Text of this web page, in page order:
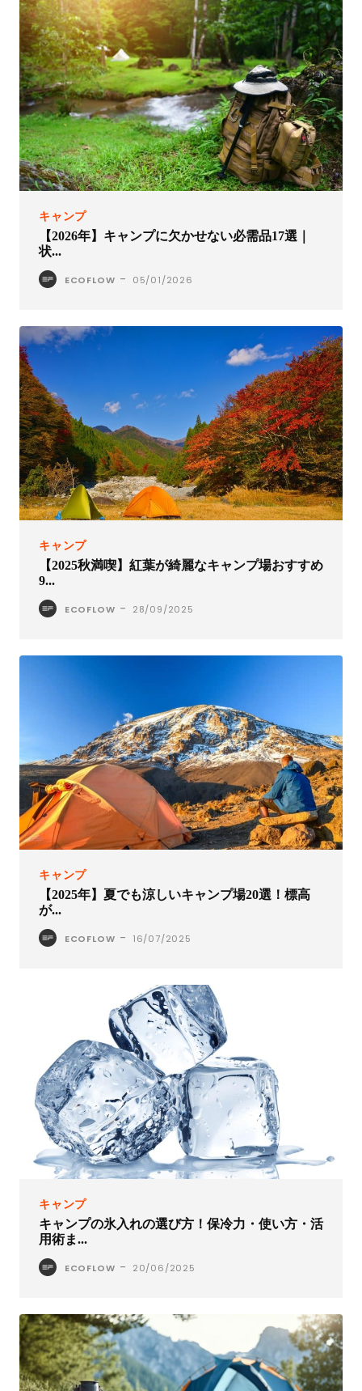
キャンプ
【2026年】キャンプに欠かせない必需品17選｜
状...
ECOFLOW - 05/01/2026
キャンプ
【2025秋満喫】紅葉が綺麗なキャンプ場おすすめ
9...
ECOFLOW - 28/09/2025
キャンプ
【2025年】夏でも涼しいキャンプ場20選！標高
が...
ECOFLOW - 16/07/2025
キャンプ
キャンプの氷入れの選び方！保冷力・使い方・活
用術ま...
ECOFLOW - 20/06/2025